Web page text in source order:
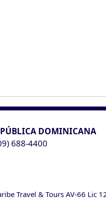
DOMINICANA
688-4400
Travel & Tours AV-66 Lic